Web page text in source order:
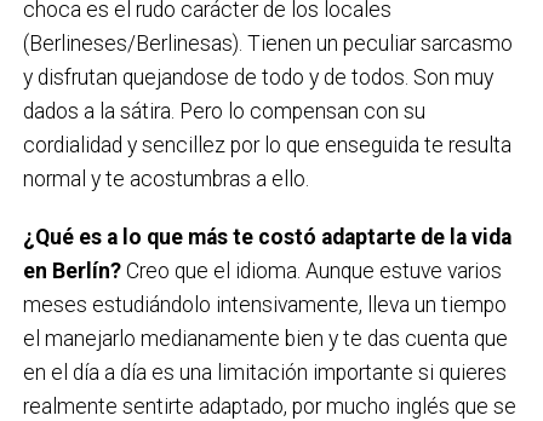
choca es el rudo carácter de los locales
(Berlineses/Berlinesas). Tienen un peculiar sarcasmo
y disfrutan quejandose de todo y de todos. Son muy
dados a la sátira. Pero lo compensan con su
cordialidad y sencillez por lo que enseguida te resulta
normal y te acostumbras a ello.
¿Qué es a lo que más te costó adaptarte de la vida
en Berlín? Creo que el idioma. Aunque estuve varios
meses estudiándolo intensivamente, lleva un tiempo
el manejarlo medianamente bien y te das cuenta que
en el día a día es una limitación importante si quieres
realmente sentirte adaptado, por mucho inglés que se